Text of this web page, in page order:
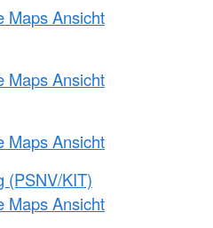
Maps Ansicht
Maps Ansicht
Maps Ansicht
(PSNV/KIT)
Maps Ansicht